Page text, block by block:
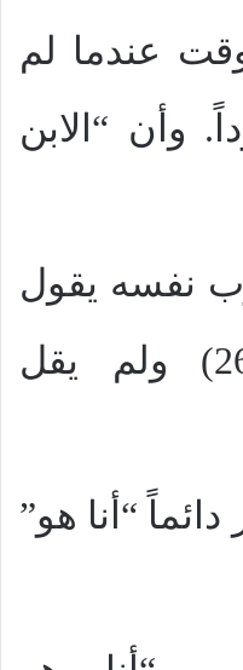
عندما لم
وأن “الابن
نفسه يقول
“أنا هو الحق”(26) ولم يقل
“أنا هو”